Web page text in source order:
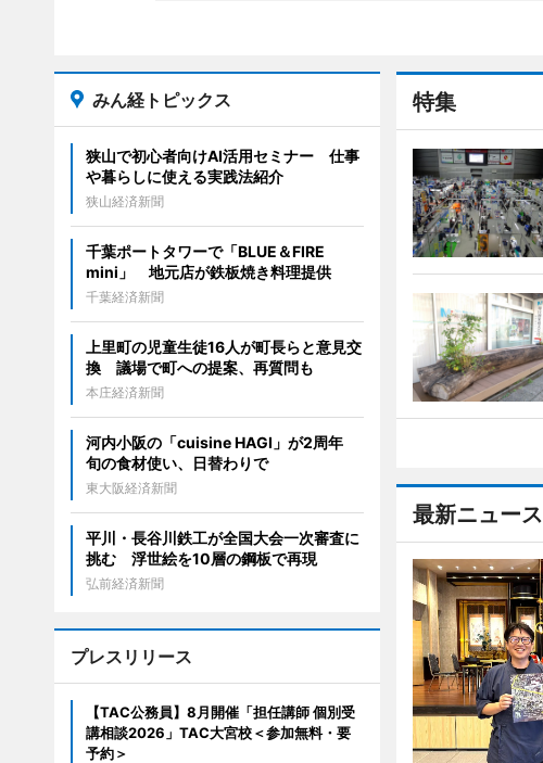
特集
最新ニュース
みん経トピックス
狭山で初心者向けAI活用セミナー 仕事
や暮らしに使える実践法紹介
狭山経済新聞
千葉ポートタワーで「BLUE＆FIRE
mini」 地元店が鉄板焼き料理提供
千葉経済新聞
上里町の児童生徒16人が町長らと意見交
換 議場で町への提案、再質問も
本庄経済新聞
河内小阪の「cuisine HAGI」が2周年
旬の食材使い、日替わりで
東大阪経済新聞
平川・長谷川鉄工が全国大会一次審査に
挑む 浮世絵を10層の鋼板で再現
弘前経済新聞
プレスリリース
【TAC公務員】8月開催「担任講師 個別受
講相談2026」TAC大宮校＜参加無料・要
予約＞